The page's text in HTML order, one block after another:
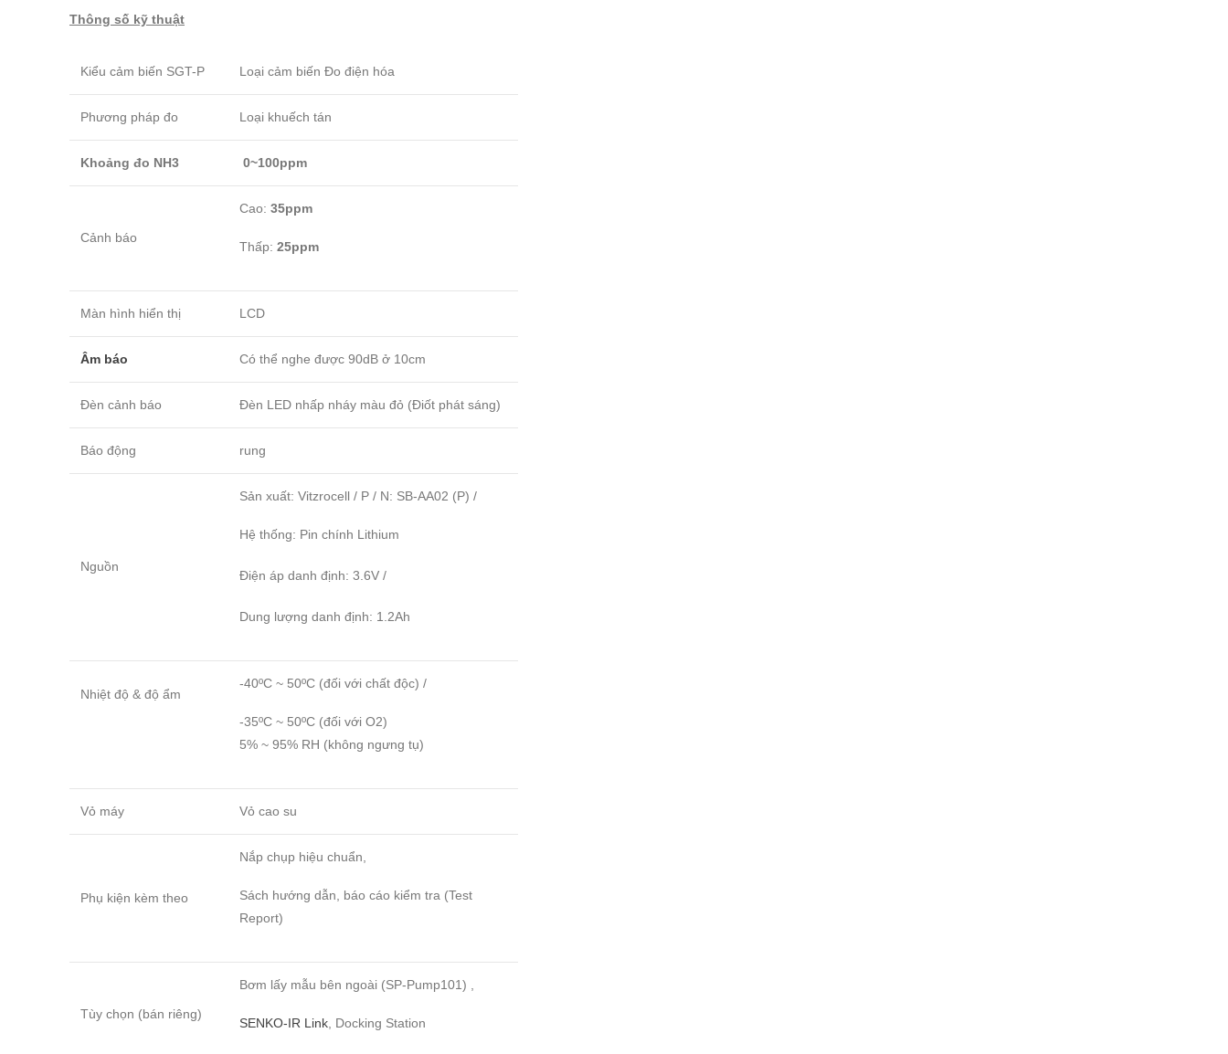
Thông số kỹ thuật
Kiểu cảm biến SGT-P Loại cảm biến Đo điện hóa
Phương pháp đo Loại khuếch tán
Khoảng đo NH3 0~100ppm
Cảnh báo
Cao: 35ppm
Thấp: 25ppm
Màn hình hiển thị LCD
Âm báo Có thể nghe được 90dB ở 10cm
Đèn cảnh báo Đèn LED nhấp nháy màu đỏ (Điốt phát sáng)
Báo động rung
Nguồn
Sản xuất: Vitzrocell / P / N: SB-AA02 (P) /
Hệ thống: Pin chính Lithium
Điện áp danh định: 3.6V /
Dung lượng danh định: 1.2Ah
Nhiệt độ & độ ẩm
-40ºC ~ 50ºC (đối với chất độc) /
-35ºC ~ 50ºC (đối với O2)
5% ~ 95% RH (không ngưng tụ)
Vỏ máy Vỏ cao su
Phụ kiện kèm theo
Nắp chụp hiệu chuẩn,
Sách hướng dẫn, báo cáo kiểm tra (Test
Report)
Tùy chọn (bán riêng)
Bơm lấy mẫu bên ngoài (SP-Pump101) ,
SENKO-IR Link, Docking Station